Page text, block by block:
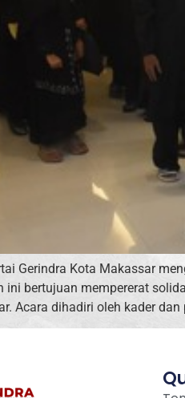
Gerindra Kota Makassar
ini bertujuan mempererat
Acara dihadiri oleh kader